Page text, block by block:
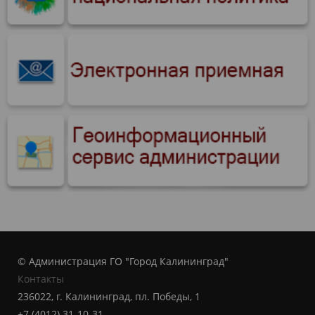
© Администрация ГО "Город Калининград"
Контакты
236022, г. Калининград, пл. Победы, 1